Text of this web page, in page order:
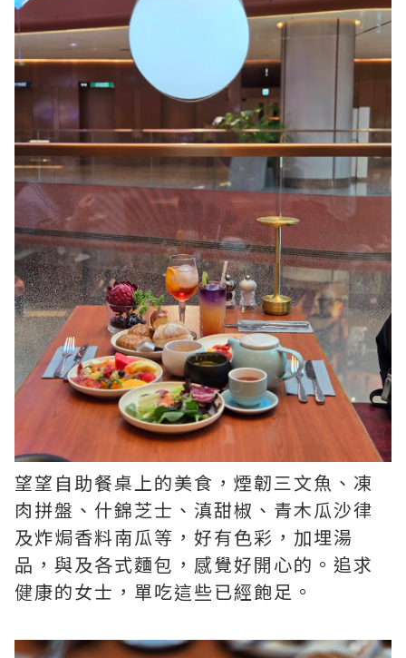
望望自助餐桌上的美食，煙韌三文魚、凍
肉拼盤、什錦芝士、滇甜椒、青木瓜沙律
及炸焗香料南瓜等，好有色彩，加埋湯
品，與及各式麵包，感覺好開心的。追求
健康的女士，單吃這些已經飽足。